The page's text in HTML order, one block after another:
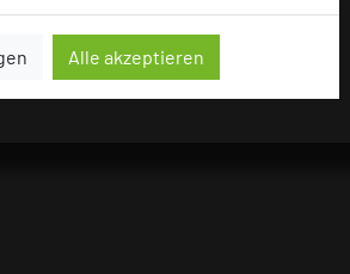
Alle akzeptieren
Portal eingeräumt und sind dafür